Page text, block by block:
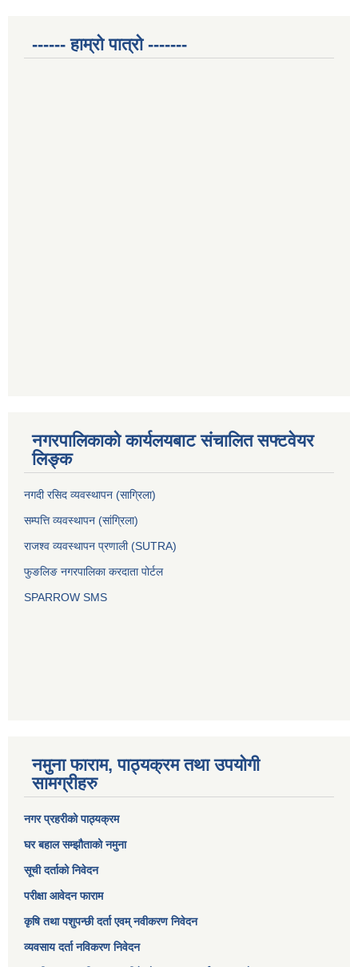
------ हाम्रो पात्रो -------
नगरपालिकाको कार्यलयबाट संचालित सफ्टवेयर
लिङ्क
नगदी रसिद व्यवस्थापन (साग्रिला)
सम्पत्ति व्यवस्थापन (सांग्रिला)
राजश्व व्यवस्थापन प्रणाली (SUTRA)
फुङलिङ नगरपालिका करदाता पोर्टल
SPARROW SMS
नमुना फाराम, पाठ्यक्रम तथा उपयोगी
सामग्रीहरु
नगर प्रहरीको पाठ्यक्रम
घर बहाल सम्झौताको नमुना
सूची दर्ताको निवेदन
परीक्षा आवेदन फाराम
कृषि तथा पशुपन्छी दर्ता एवम् नवीकरण निवेदन
व्यवसाय दर्ता नविकरण निवेदन